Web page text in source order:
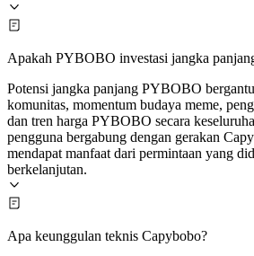
Apakah PYBOBO investasi jangka
Potensi jangka panjang PYBOBO
komunitas, momentum budaya meme,
dan tren harga PYBOBO secara
pengguna bergabung dengan gerakan
mendapat manfaat dari permintaan yang
berkelanjutan.
Apa keunggulan teknis Capybobo?